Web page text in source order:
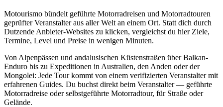
Motourismo bündelt geführte Motorradreisen und Motorradtouren
geprüfter Veranstalter aus aller Welt an einem Ort. Statt dich durch
Dutzende Anbieter-Websites zu klicken, vergleichst du hier Ziele,
Termine, Level und Preise in wenigen Minuten.
Von Alpenpässen und andalusischen Küstenstraßen über Balkan-
Enduro bis zu Expeditionen in Australien, den Anden oder der
Mongolei: Jede Tour kommt von einem verifizierten Veranstalter mit
erfahrenen Guides. Du buchst direkt beim Veranstalter — geführte
Motorradreise oder selbstgeführte Motorradtour, für Straße oder
Gelände.